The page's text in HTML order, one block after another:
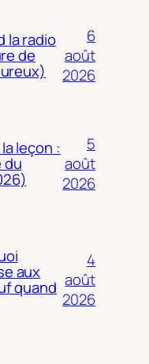
la radio
de
6
août
2026
leçon :
du
5
août
2026
aux
quand
4
août
2026